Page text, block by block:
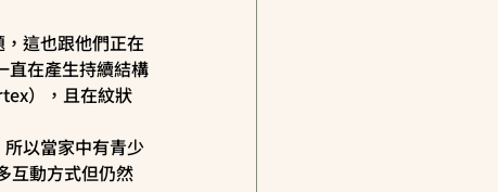
這也跟他們正在
直在產生持續結構
），且在紋狀
以當家中有青少
互動方式但仍然